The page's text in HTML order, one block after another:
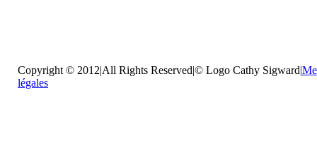
Copyright © 2012|All Rights Reserved|© Logo Cathy Sigward|
légales